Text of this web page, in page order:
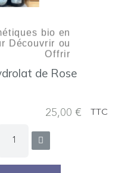
bio en
Découvrir ou
Offrir
de Rose
25,00 € TTC